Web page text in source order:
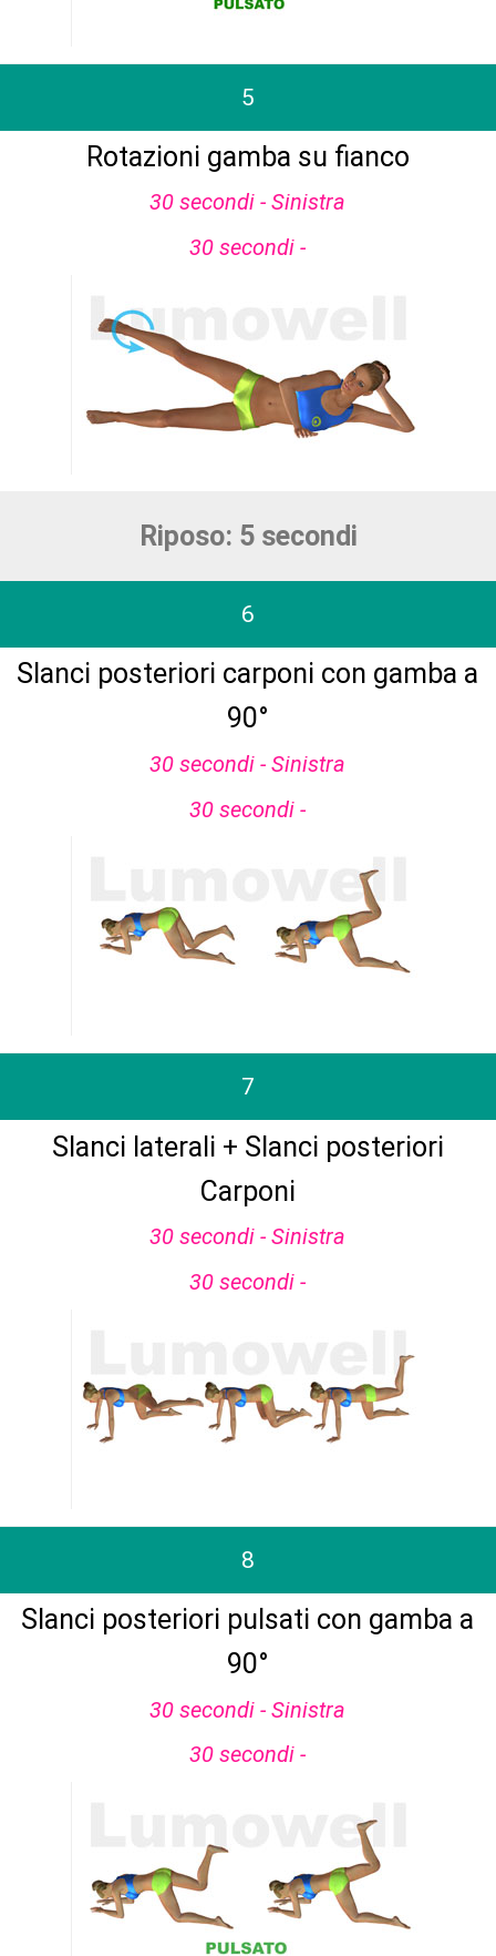
5
Rotazioni gamba su fianco
30 secondi - Sinistra
30 secondi -
Riposo: 5 secondi
6
Slanci posteriori carponi con gamba a
90°
30 secondi - Sinistra
30 secondi -
7
Slanci laterali + Slanci posteriori
Carponi
30 secondi - Sinistra
30 secondi -
8
Slanci posteriori pulsati con gamba a
90°
30 secondi - Sinistra
30 secondi -